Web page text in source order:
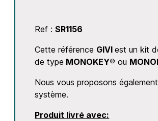
Ref :SR1156
Cette référence GIVIest un kit
de type MONOKEY® ou
Nous vous proposons
système.
Produit livré avec: